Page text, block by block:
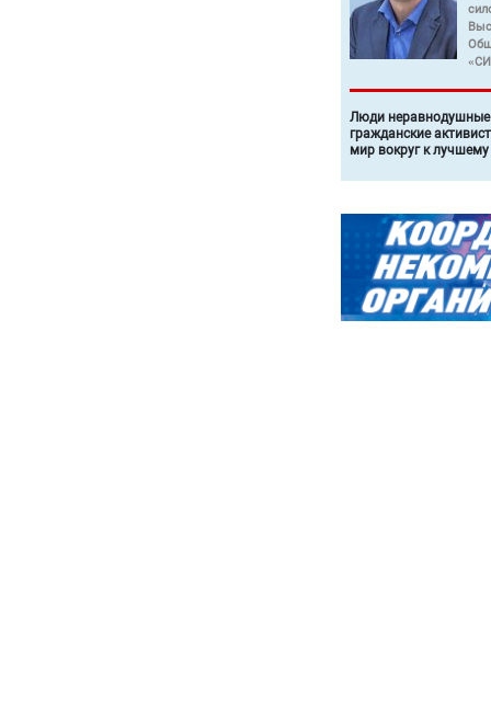
Люди неравнодушные
гражданские
мир вокруг к лучшему